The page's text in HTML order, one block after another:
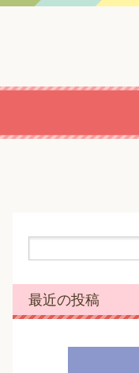
最近の投稿